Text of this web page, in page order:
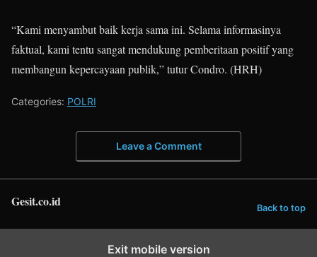
“Kami menyambut baik kerja sama ini. Selama informasinya
faktual, kami tentu sangat mendukung pemberitaan positif yang
membangun kepercayaan publik,” tutur Condro. (HRH)
Categories: POLRI
Leave a Comment
Gesit.co.id Back to top
Exit mobile version